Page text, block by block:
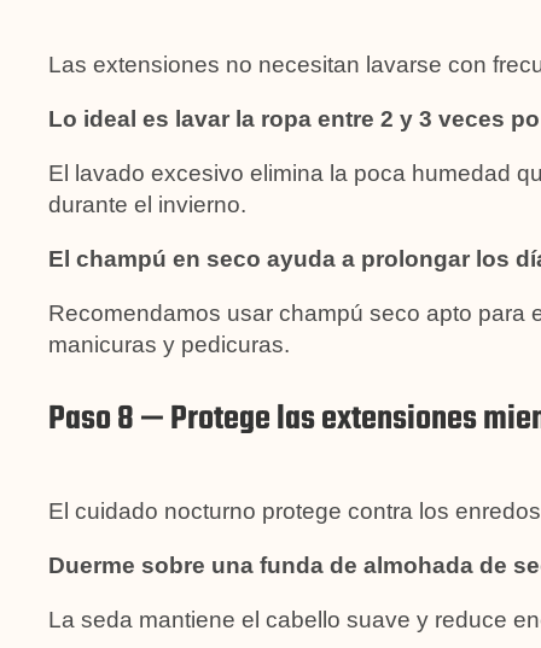
Las extensiones no necesitan lavarse con
Lo ideal es lavar la ropa entre 2 y 3 veces
El lavado excesivo elimina la poca humedad
durante el invierno.
El champú en seco ayuda a prolongar los
Recomendamos usar champú seco apto para
manicuras y pedicuras.
Paso 8 — Protege las extensiones
El cuidado nocturno protege contra los
Duerme sobre una funda de almohada de
La seda mantiene el cabello suave y reduce